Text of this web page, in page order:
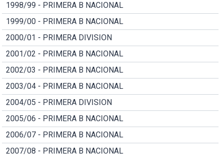
1998/99 - PRIMERA B NACIONAL
1999/00 - PRIMERA B NACIONAL
2000/01 - PRIMERA DIVISION
2001/02 - PRIMERA B NACIONAL
2002/03 - PRIMERA B NACIONAL
2003/04 - PRIMERA B NACIONAL
2004/05 - PRIMERA DIVISION
2005/06 - PRIMERA B NACIONAL
2006/07 - PRIMERA B NACIONAL
2007/08 - PRIMERA B NACIONAL